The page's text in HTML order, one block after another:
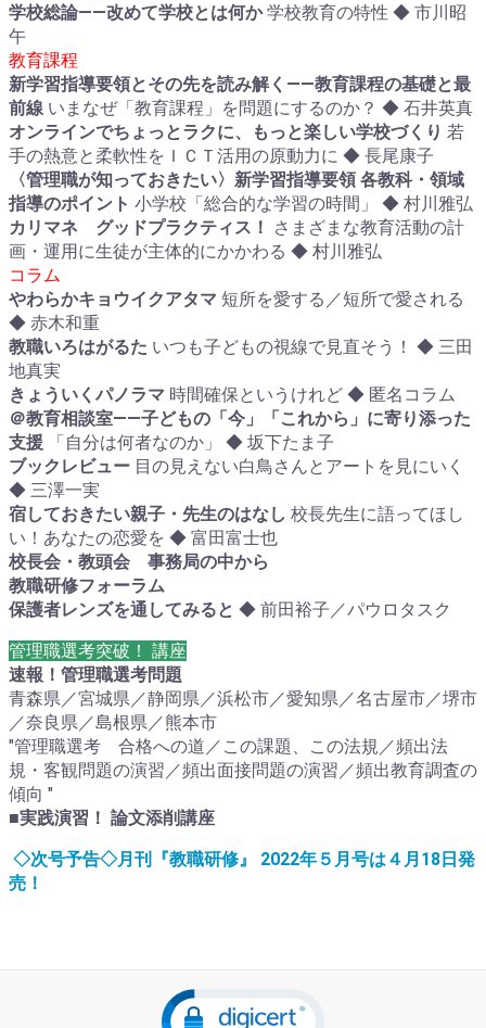
学校総論――改めて学校とは何か学校教育の特性 ◆ 市川昭
午
教育課程
新学習指導要領とその先を読み解く――教育課程の基礎と最
前線 いまなぜ「教育課程」を問題にするのか？ ◆ 石井英真
オンラインでちょっとラクに、もっと楽しい学校づくり 若
手の熱意と柔軟性をＩＣＴ活用の原動力に ◆ 長尾康子
〈管理職が知っておきたい〉新学習指導要領 各教科・領域
指導のポイント 小学校「総合的な学習の時間」 ◆ 村川雅弘
カリマネ グッドプラクティス！
さまざまな教育活動の計
画・運用に生徒が主体的にかかわる ◆ 村川雅弘
コラム
やわらかキョウイクアタマ 短所を愛する／短所で愛される
◆ 赤木和重
教職いろはがるた いつも子どもの視線で見直そう！ ◆ 三田
地真実
きょういくパノラマ 時間確保というけれど ◆ 匿名コラム
＠教育相談室――子どもの「今」「これから」に寄り添った
支援
「自分は何者なのか」 ◆ 坂下たま子
ブックレビュー 目の見えない白鳥さんとアートを見にいく
◆ 三澤一実
宿しておきたい親子・先生のはなし 校長先生に語ってほし
い！あなたの恋愛を ◆ 富田富士也
校長会・教頭会 事務局の中から
教職研修フォーラム
保護者レンズを通してみると ◆ 前田裕子／パウロタスク
管理職選考突破！ 講座
速報！管理職選考問題
青森県／宮城県／静岡県／浜松市／愛知県／名古屋市／堺市
／奈良県／島根県／熊本市
"管理職選考 合格への道／この課題、この法規／頻出法
規・客観問題の演習／頻出面接問題の演習／頻出教育調査の
傾向 "
■実践演習！ 論文添削講座
◇次号予告◇月刊『教職研修』 2022年５ 月号は４ 月 18日発
売！